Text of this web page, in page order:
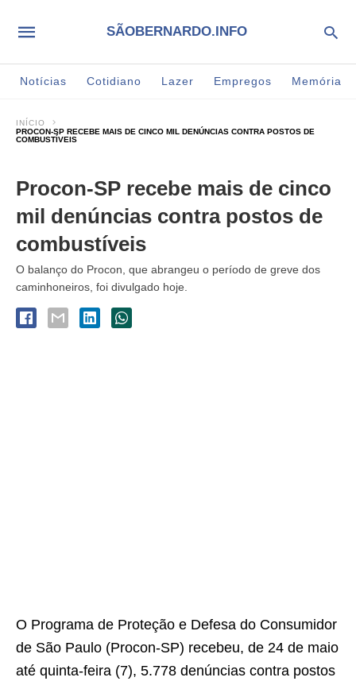
SÃOBERNARDO.INFO
Notícias Cotidiano Lazer Empregos Memória
INÍCIO
PROCON-SP RECEBE MAIS DE CINCO MIL DENÚNCIAS CONTRA POSTOS DE
COMBUSTÍVEIS
Procon-SP recebe mais de cinco
mil denúncias contra postos de
combustíveis
O balanço do Procon, que abrangeu o período de greve dos
caminhoneiros, foi divulgado hoje.
O Programa de Proteção e Defesa do Consumidor
de São Paulo (Procon-SP) recebeu, de 24 de maio
até quinta-feira (7), 5.778 denúncias contra postos